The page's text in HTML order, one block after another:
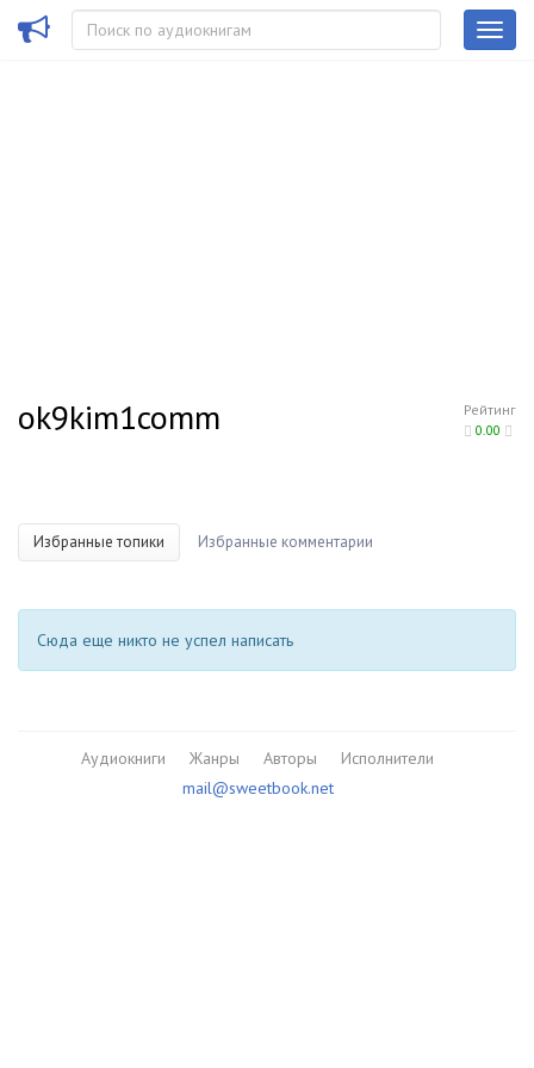
Рейтинг
0.00
ok9kim1comm
Избранные топики Избранные комментарии
Сюда еще никто не успел написать
Аудиокниги Жанры Авторы
Исполнители
mail@sweetbook.net